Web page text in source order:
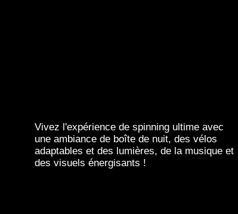
Vivez l'expérience de spinning ultime avec
une ambiance de boîte de nuit, des vélos
adaptables et des lumières, de la musique et
des visuels énergisants !